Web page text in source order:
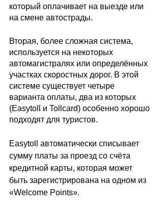
который оплачивает на выезде или
на смене автострады.
Вторая, более сложная система,
используется на некоторых
автомагистралях или определённых
участках скоростных дорог. В этой
системе существует четыре
варианта оплаты, два из которых
(Easytoll и Tollcard) особенно хорошо
подходят для туристов.
Easytoll автоматически списывает
сумму платы за проезд со счёта
кредитной карты, которая может
быть зарегистрирована на одном из
«Welcome Points».